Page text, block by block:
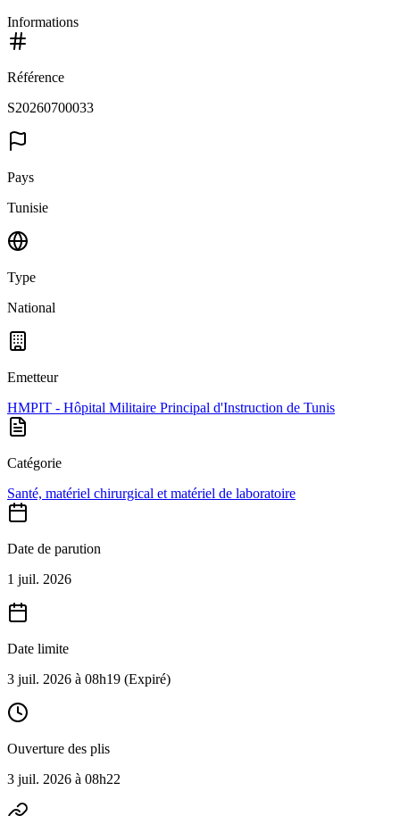
Informations
Référence
S20260700033
Pays
Tunisie
Type
National
Emetteur
HMPIT - Hôpital Militaire Principal d'Instruction de Tunis
Catégorie
Santé, matériel chirurgical et matériel de laboratoire
Date de parution
1 juil. 2026
Date limite
3 juil. 2026 à 08h19 (Expiré)
Ouverture des plis
3 juil. 2026 à 08h22